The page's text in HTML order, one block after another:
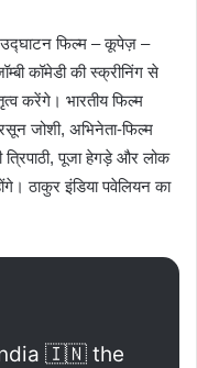
उद्घाटन फिल्म – कूपेज़ –
कॉमेडी की स्क्रीनिंग से
करेंगे। भारतीय फिल्म
जोशी, अभिनेता-फिल्म
त्रिपाठी, पूजा हेगड़े और लोक
ठाकुर इंडिया पवेलियन का
🇮🇳 the